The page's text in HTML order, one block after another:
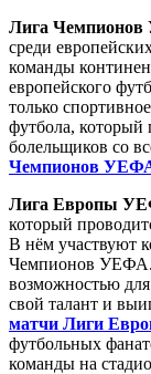
Лига
среди
команды
европейского
только
футбола, который
болельщиков со
Чемпионов
Лига Европы
который
В нём участвуют
Чемпионов УЕФА.
возможностью
свой талант и
матчи Лиги
футбольных
команды на